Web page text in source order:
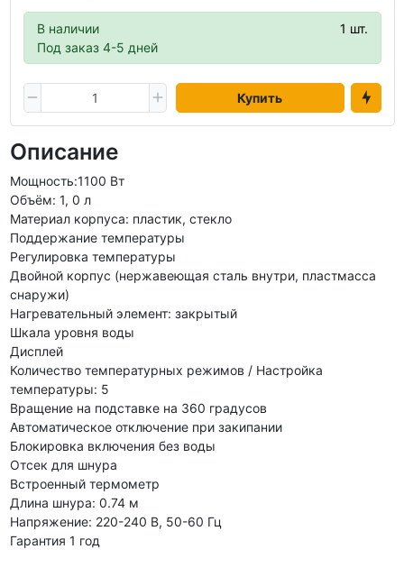
В наличии
1 шт.
Под заказ 4-5 дней
Купить
Описание
Мощность:1100 Вт
Объём: 1, 0 л
Материал корпуса: пластик, стекло
Поддержание температуры
Регулировка температуры
Двойной корпус (нержавеющая сталь внутри, пластмасса
снаружи)
Нагревательный элемент: закрытый
Шкала уровня воды
Дисплей
Количество температурных режимов / Настройка
температуры: 5
Вращение на подставке на 360 градусов
Автоматическое отключение при закипании
Блокировка включения без воды
Отсек для шнура
Встроенный термометр
Длина шнура: 0.74 м
Напряжение: 220-240 В, 50-60 Гц
Гарантия 1 год